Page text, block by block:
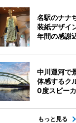
名駅のナナ
装紙デザイ
年間の感謝
中川運河で
体感する
0度スピー
もっと見る